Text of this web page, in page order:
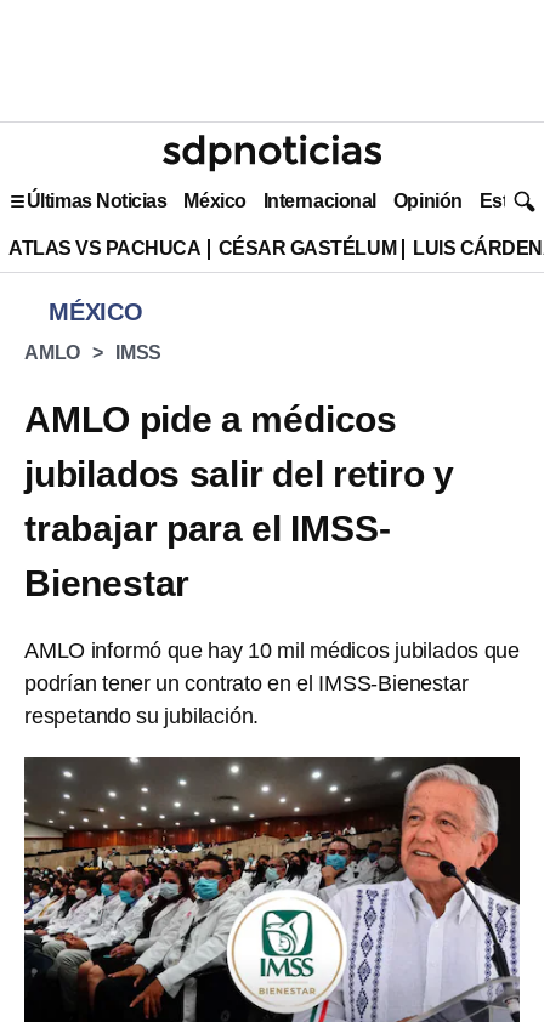
Últimas Noticias México Internacional Opinión Estilo
ATLAS VS PACHUCA CÉSAR GASTÉLUM LUIS
MÉXICO
AMLO IMSS
AMLO pide a médicos
jubilados salir del retiro y
trabajar para el IMSS-
Bienestar
AMLO informó que hay 10 mil médicos jubilados que
podrían tener un contrato en el IMSS-Bienestar
respetando su jubilación.